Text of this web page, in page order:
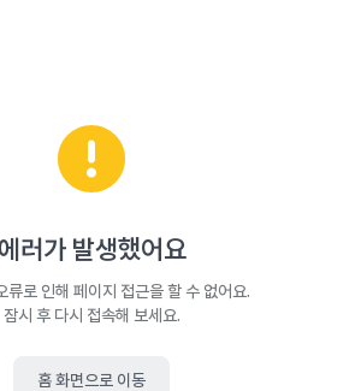
에러가 발생했어요
류로 인해 페이지 접근을 할 수 없어요.
잠시 후 다시 접속해 보세요.
홈 화면으로 이동